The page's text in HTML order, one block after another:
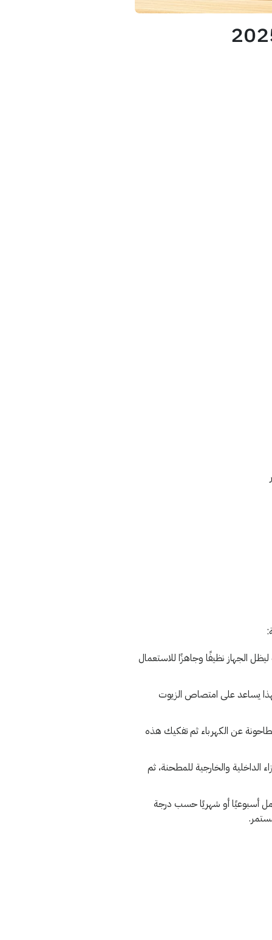
الجهاز نظيفًا وجاهزًا للاستعمال
يساعد على امتصاص الزيوت
عن الكهرباء ثم تفكيك هذه
الداخلية والخارجية للمطحنة، ثم
أسبوعيًا أو شهريًا حسب درجة